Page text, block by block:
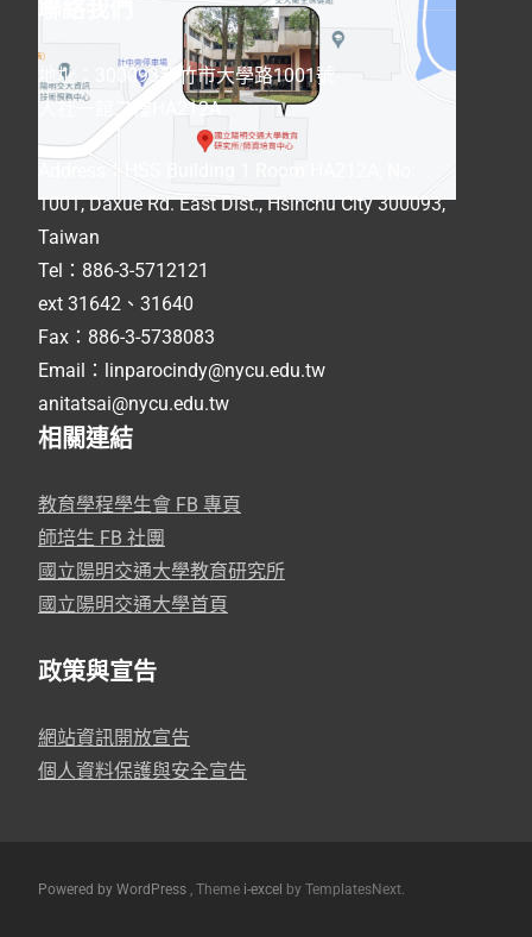
地址：300093新竹市大學路1001號
人社一館二樓HA212A
1001, Daxue Rd. East Dist., Hsinchu City 300093,
Taiwan
Tel：886-3-5712121
ext 31642、31640
Fax：886-3-5738083
Email：linparocindy@nycu.edu.tw
anitatsai@nycu.edu.tw
相關連結
教育學程學生會 FB 專頁
師培生 FB 社團
國立陽明交通大學教育研究所
國立陽明交通大學首頁
政策與宣告
網站資訊開放宣告
個人資料保護與安全宣告
Powered by WordPress , Theme i-excel by TemplatesNext.